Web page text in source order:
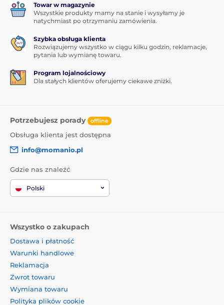
Towar w magazynie
Wszystkie produkty mamy na stanie i wysyłamy je
natychmiast po otrzymaniu zamówienia.
Szybka obsługa klienta
Rozwiązujemy wszystko w ciągu kilku godzin, reklamacje,
pytania lub wymianę towaru.
Program lojalnościowy
Dla stałych klientów oferujemy ciekawe zniżki.
Potrzebujesz porady offline
Obsługa klienta jest dostępna
info@momanio.pl
Gdzie nas znaleźć
Polski
Wszystko o zakupach
Dostawa i płatność
Warunki handlowe
Reklamacja
Zwrot towaru
Wymiana towaru
Polityka plików cookie